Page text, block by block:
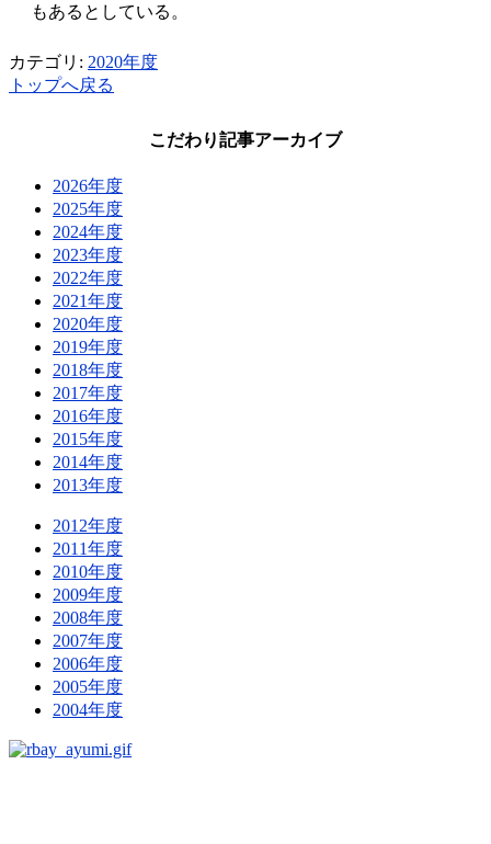
もあるとしている。
カテゴリ: 2020年度
トップへ戻る
こだわり記事アーカイブ
2026年度
2025年度
2024年度
2023年度
2022年度
2021年度
2020年度
2019年度
2018年度
2017年度
2016年度
2015年度
2014年度
2013年度
2012年度
2011年度
2010年度
2009年度
2008年度
2007年度
2006年度
2005年度
2004年度